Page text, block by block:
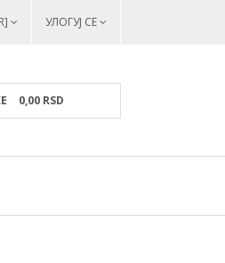
УЛОГУЈ СЕ
0,00 RSD